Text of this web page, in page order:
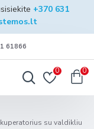
+370 631
61866
0 0
su valdikliu